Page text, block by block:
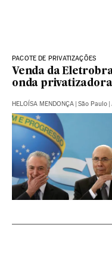
PACOTE DE PRIVATIZAÇÕES
Venda da
onda
HELOÍSA MENDONÇA São Paulo